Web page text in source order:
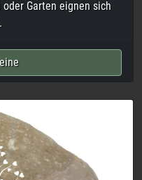
Geschenk zur
Motiv. Z.B dem